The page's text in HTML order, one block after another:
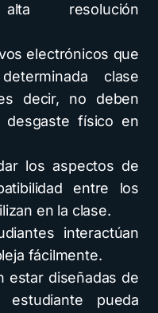
resolución
electrónicos que
clase
decir, no deben
desgaste físico en
los aspectos de
entre los
en la clase.
interactúan
fácilmente.
estar diseñadas de
pueda